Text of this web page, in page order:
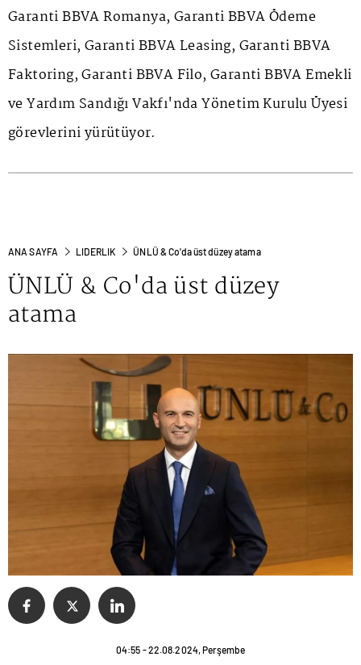
Garanti BBVA Romanya, Garanti BBVA Ödeme
Sistemleri, Garanti BBVA Leasing, Garanti BBVA
Faktoring, Garanti BBVA Filo, Garanti BBVA Emekli
ve Yardım Sandığı Vakfı'nda Yönetim Kurulu Üyesi
görevlerini yürütüyor.
ANA SAYFA LIDERLIK ÜNLÜ & Co'da üst düzey atama
ÜNLÜ & Co'da üst düzey
atama
04:55 - 22.08.2024, Perşembe